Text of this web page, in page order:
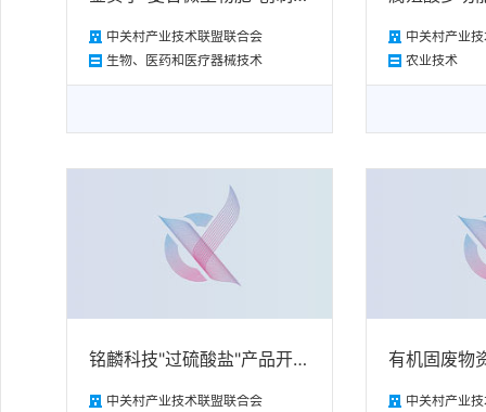
中关村产业技术联盟联合会
生物、医药和医疗器械技术
中关村产业
农业技术
铭麟科技"过硫酸盐"产品开发和运用
中关村产业技术联盟联合会
中关村产业